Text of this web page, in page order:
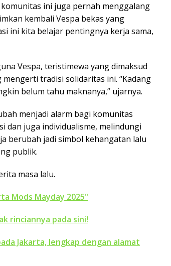
ini juga pernah menggalang
kembali Vespa bekas yang
ini kita belajar pentingnya kerja sama,
Vespa, teristimewa yang dimaksud
tradisi solidaritas ini. “Kadang
belum tahu maknanya,” ujarnya.
menjadi alarm bagi komunitas
dan juga individualisme, melindungi
berubah jadi simbol kehangatan lalu
publik.
masa lalu.
Mods Mayday 2025"
rinciannya pada sini!
Jakarta, lengkap dengan alamat